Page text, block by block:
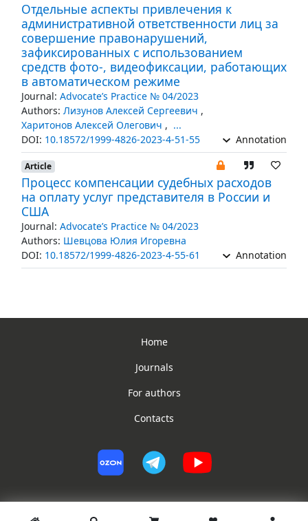
Отдельные аспекты привлечения к
административной ответственности лиц за
совершение правонарушений,
зафиксированных с использованием
средств фото-, видеофиксации, работающих
в автоматическом режиме
Journal: Advocate’s Practice № 04/2023
Authors: Лизунов Алексей Сергеевич ,
Харитонов Алексей Олегович , ...
DOI: 10.18572/1999-4826-2023-4-51-55 Annotation
Article
Процесс компенсации судебных расходов
на оплату услуг представителя в России и
США
Journal: Advocate’s Practice № 04/2023
Authors: Шевцова Юлия Игоревна
DOI: 10.18572/1999-4826-2023-4-55-61 Annotation
Home
Journals
For authors
Contacts